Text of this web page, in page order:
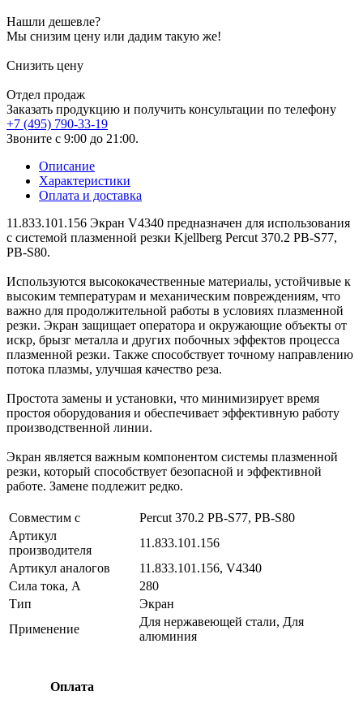
Нашли дешевле?
Мы снизим цену или дадим такую же!
Снизить цену
Отдел продаж
Заказать продукцию и получить консультации по телефону
+7 (495) 790-33-19
Звоните с 9:00 до 21:00.
Описание
Характеристики
Оплата и доставка
11.833.101.156 Экран V4340 предназначен для использования
с системой плазменной резки Kjellberg Percut 370.2 PB-S77,
PB-S80.
Используются высококачественные материалы, устойчивые к
высоким температурам и механическим повреждениям, что
важно для продолжительной работы в условиях плазменной
резки. Экран защищает оператора и окружающие объекты от
искр, брызг металла и других побочных эффектов процесса
плазменной резки. Также способствует точному направлению
потока плазмы, улучшая качество реза.
Простота замены и установки, что минимизирует время
простоя оборудования и обеспечивает эффективную работу
производственной линии.
Экран является важным компонентом системы плазменной
резки, который способствует безопасной и эффективной
работе. Замене подлежит редко.
Совместим с
Percut 370.2 PB-S77, PB-S80
Артикул
производителя
11.833.101.156
Артикул аналогов
11.833.101.156, V4340
Сила тока, А
280
Тип
Экран
Применение
Для нержавеющей стали, Для
алюминия
Оплата